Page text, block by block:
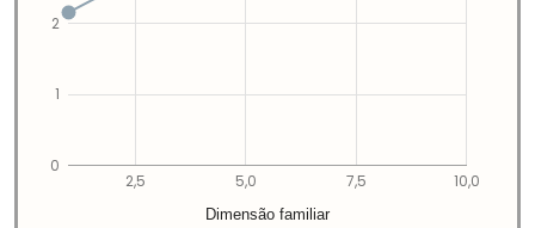
2,5 5,0 7,5 10,0
0
1
2
Dimensão familiar